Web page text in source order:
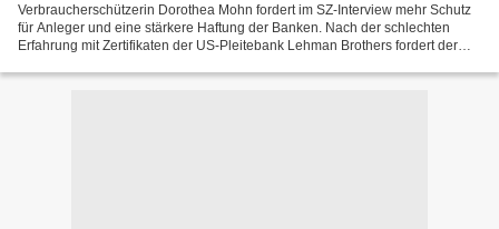
Verbraucherschützerin Dorothea Mohn fordert im SZ-Interview mehr Schutz
für Anleger und eine stärkere Haftung der Banken. Nach der schlechten
Erfahrung mit Zertifikaten der US-Pleitebank Lehman Brothers fordert der